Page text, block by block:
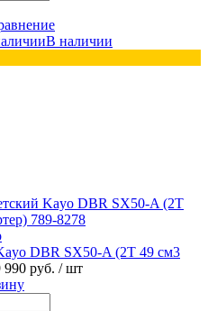
В наличии
DBR SX50-A (2T 49 см3
990 руб. / шт